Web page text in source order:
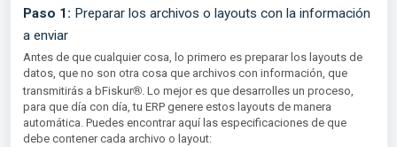
Paso 1: Preparar los archivos o layouts con la información
a enviar
Antes de que cualquier cosa, lo primero es preparar los layouts de
datos, que no son otra cosa que archivos con información, que
transmitirás a bFiskur®︎. Lo mejor es que desarrolles un proceso,
para que día con día, tu ERP genere estos layouts de manera
automática. Puedes encontrar aquí las especificaciones de que
debe contener cada archivo o layout: